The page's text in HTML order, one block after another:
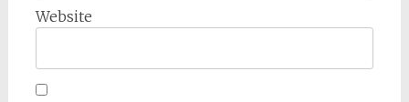
Website